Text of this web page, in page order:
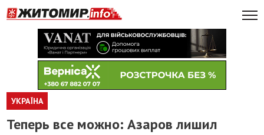
УКРАЇНА
Теперь все можно: Азаров лишил